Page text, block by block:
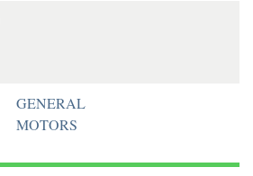
GENERAL
MOTORS